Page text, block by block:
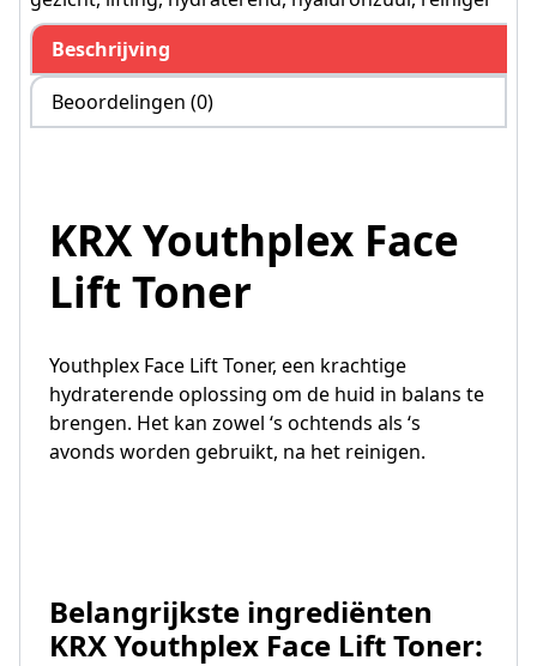
Beschrijving
Beoordelingen (0)
KRX Youthplex Face
Lift Toner
Youthplex Face Lift Toner, een krachtige
hydraterende oplossing om de huid in balans te
brengen. Het kan zowel ‘s ochtends als ‘s
avonds worden gebruikt, na het reinigen.
Belangrijkste ingrediënten
KRX Youthplex Face Lift Toner: